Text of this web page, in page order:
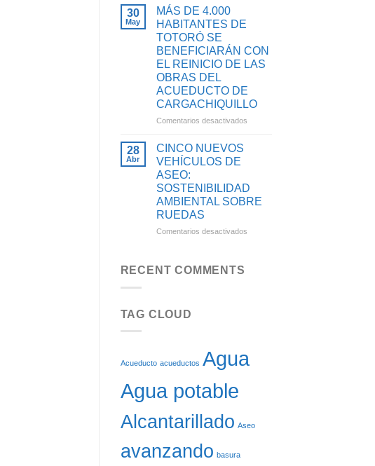
PARA
OPTIMIZAR
ACUEDUCTO
DE
CABECERA
30
May
MÁS DE 4.000
HABITANTES DE
TOTORÓ SE
BENEFICIARÁN CON
EL REINICIO DE LAS
OBRAS DEL
ACUEDUCTO DE
CARGACHIQUILLO
Comentarios desactivadosen
TOTORÓ
SE
28
Abr
CINCO NUEVOS
VEHÍCULOS DE
ASEO:
SOSTENIBILIDAD
AMBIENTAL SOBRE
RUEDAS
Comentarios desactivadosen
RECENT COMMENTS
TAG CLOUD
Acueducto acueductos Agua
Agua potable
Alcantarillado Aseo
avanzando basura